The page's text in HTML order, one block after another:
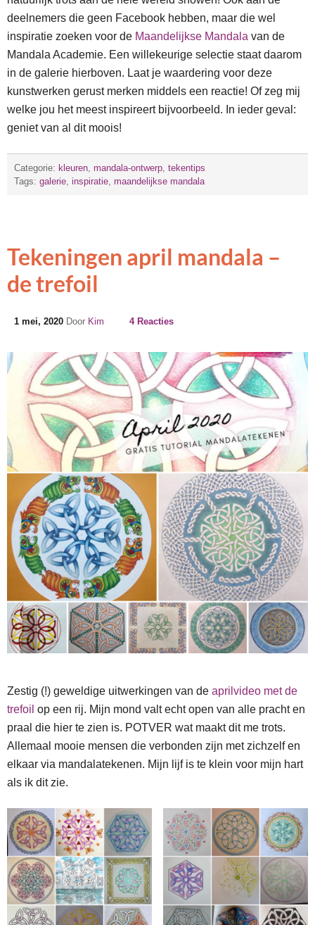
deelnemers die geen Facebook hebben, maar die wel
inspiratie zoeken voor de Maandelijkse Mandala van de
Mandala Academie. Een willekeurige selectie staat daarom
in de galerie hierboven. Laat je waardering voor deze
kunstwerken gerust merken middels een reactie! Of zeg mij
welke jou het meest inspireert bijvoorbeeld. In ieder geval:
geniet van al dit moois!
Categorie: kleuren mandala-ontwerp tekentips
Tags: galerie inspiratie maandelijkse mandala
Tekeningen april mandala –
de trefoil
1 mei, 2020 Door Kim 4 Reacties
Zestig (!) geweldige uitwerkingen van de aprilvideo met de
trefoil op een rij. Mijn mond valt echt open van alle pracht en
praal die hier te zien is. POTVER wat maakt dit me trots.
Allemaal mooie mensen die verbonden zijn met zichzelf en
elkaar via mandalatekenen. Mijn lijf is te klein voor mijn hart
als ik dit zie.